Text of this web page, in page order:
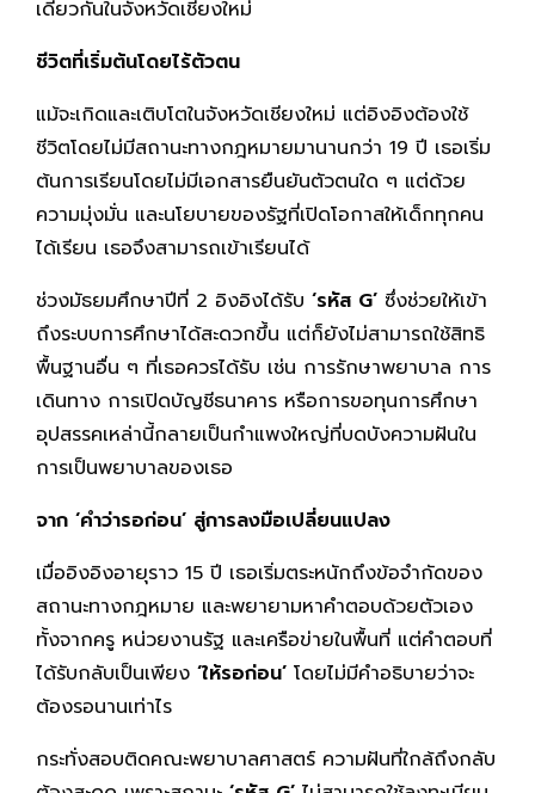
เดียวกันในจังหวัดเชียงใหม่
ชีวิตที่เริ่มต้นโดยไร้ตัวตน
แม้จะเกิดและเติบโตในจังหวัดเชียงใหม่ แต่อิงอิงต้องใช้
ชีวิตโดยไม่มีสถานะทางกฎหมายมานานกว่า 19 ปี เธอเริ่ม
ต้นการเรียนโดยไม่มีเอกสารยืนยันตัวตนใด ๆ แต่ด้วย
ความมุ่งมั่น และนโยบายของรัฐที่เปิดโอกาสให้เด็กทุกคน
ได้เรียน เธอจึงสามารถเข้าเรียนได้
ช่วงมัธยมศึกษาปีที่ 2 อิงอิงได้รับ ‘รหัส G’ ซึ่งช่วยให้เข้า
ถึงระบบการศึกษาได้สะดวกขึ้น แต่ก็ยังไม่สามารถใช้สิทธิ
พื้นฐานอื่น ๆ ที่เธอควรได้รับ เช่น การรักษาพยาบาล การ
เดินทาง การเปิดบัญชีธนาคาร หรือการขอทุนการศึกษา
อุปสรรคเหล่านี้กลายเป็นกำแพงใหญ่ที่บดบังความฝันใน
การเป็นพยาบาลของเธอ
จาก ‘คำว่ารอก่อน’ สู่การลงมือเปลี่ยนแปลง
เมื่ออิงอิงอายุราว 15 ปี เธอเริ่มตระหนักถึงข้อจำกัดของ
สถานะทางกฎหมาย และพยายามหาคำตอบด้วยตัวเอง
ทั้งจากครู หน่วยงานรัฐ และเครือข่ายในพื้นที่ แต่คำตอบที่
ได้รับกลับเป็นเพียง ‘ให้รอก่อน’ โดยไม่มีคำอธิบายว่าจะ
ต้องรอนานเท่าไร
กระทั่งสอบติดคณะพยาบาลศาสตร์ ความฝันที่ใกล้ถึงกลับ